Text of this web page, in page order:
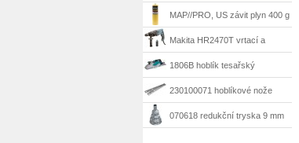
MAP//PRO, US závit plyn 400 g
Bernzomatic
Makita HR2470T vrtací a
sekací kladivo 780 W, SDS-
Plus
1806B hoblík tesařský
velkoplošný 170 mm Makita
230100071 hoblíkové nože
HSS 210 mm Matrix
070618 redukční tryska 9 mm